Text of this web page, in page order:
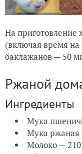
На приготовление
(включая время на
баклажанов — 50
Ржаной
Ингредиенты
Мука
Мука ржаная
Молоко —